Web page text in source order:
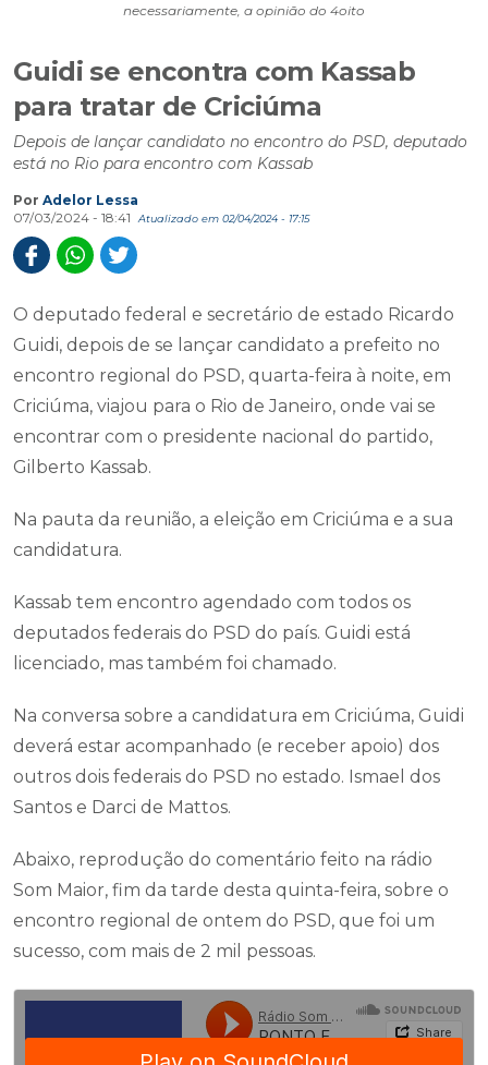
necessariamente, a opinião do 4oito
Guidi se encontra com Kassab
para tratar de Criciúma
Depois de lançar candidato no encontro do PSD, deputado
está no Rio para encontro com Kassab
Por Adelor Lessa
07/03/2024 - 18:41
Atualizado em 02/04/2024 - 17:15
O deputado federal e secretário de estado Ricardo
Guidi, depois de se lançar candidato a prefeito no
encontro regional do PSD, quarta-feira à noite, em
Criciúma, viajou para o Rio de Janeiro, onde vai se
encontrar com o presidente nacional do partido,
Gilberto Kassab.
Na pauta da reunião, a eleição em Criciúma e a sua
candidatura.
Kassab tem encontro agendado com todos os
deputados federais do PSD do país. Guidi está
licenciado, mas também foi chamado.
Na conversa sobre a candidatura em Criciúma, Guidi
deverá estar acompanhado (e receber apoio) dos
outros dois federais do PSD no estado. Ismael dos
Santos e Darci de Mattos.
Abaixo, reprodução do comentário feito na rádio
Som Maior, fim da tarde desta quinta-feira, sobre o
encontro regional de ontem do PSD, que foi um
sucesso, com mais de 2 mil pessoas.